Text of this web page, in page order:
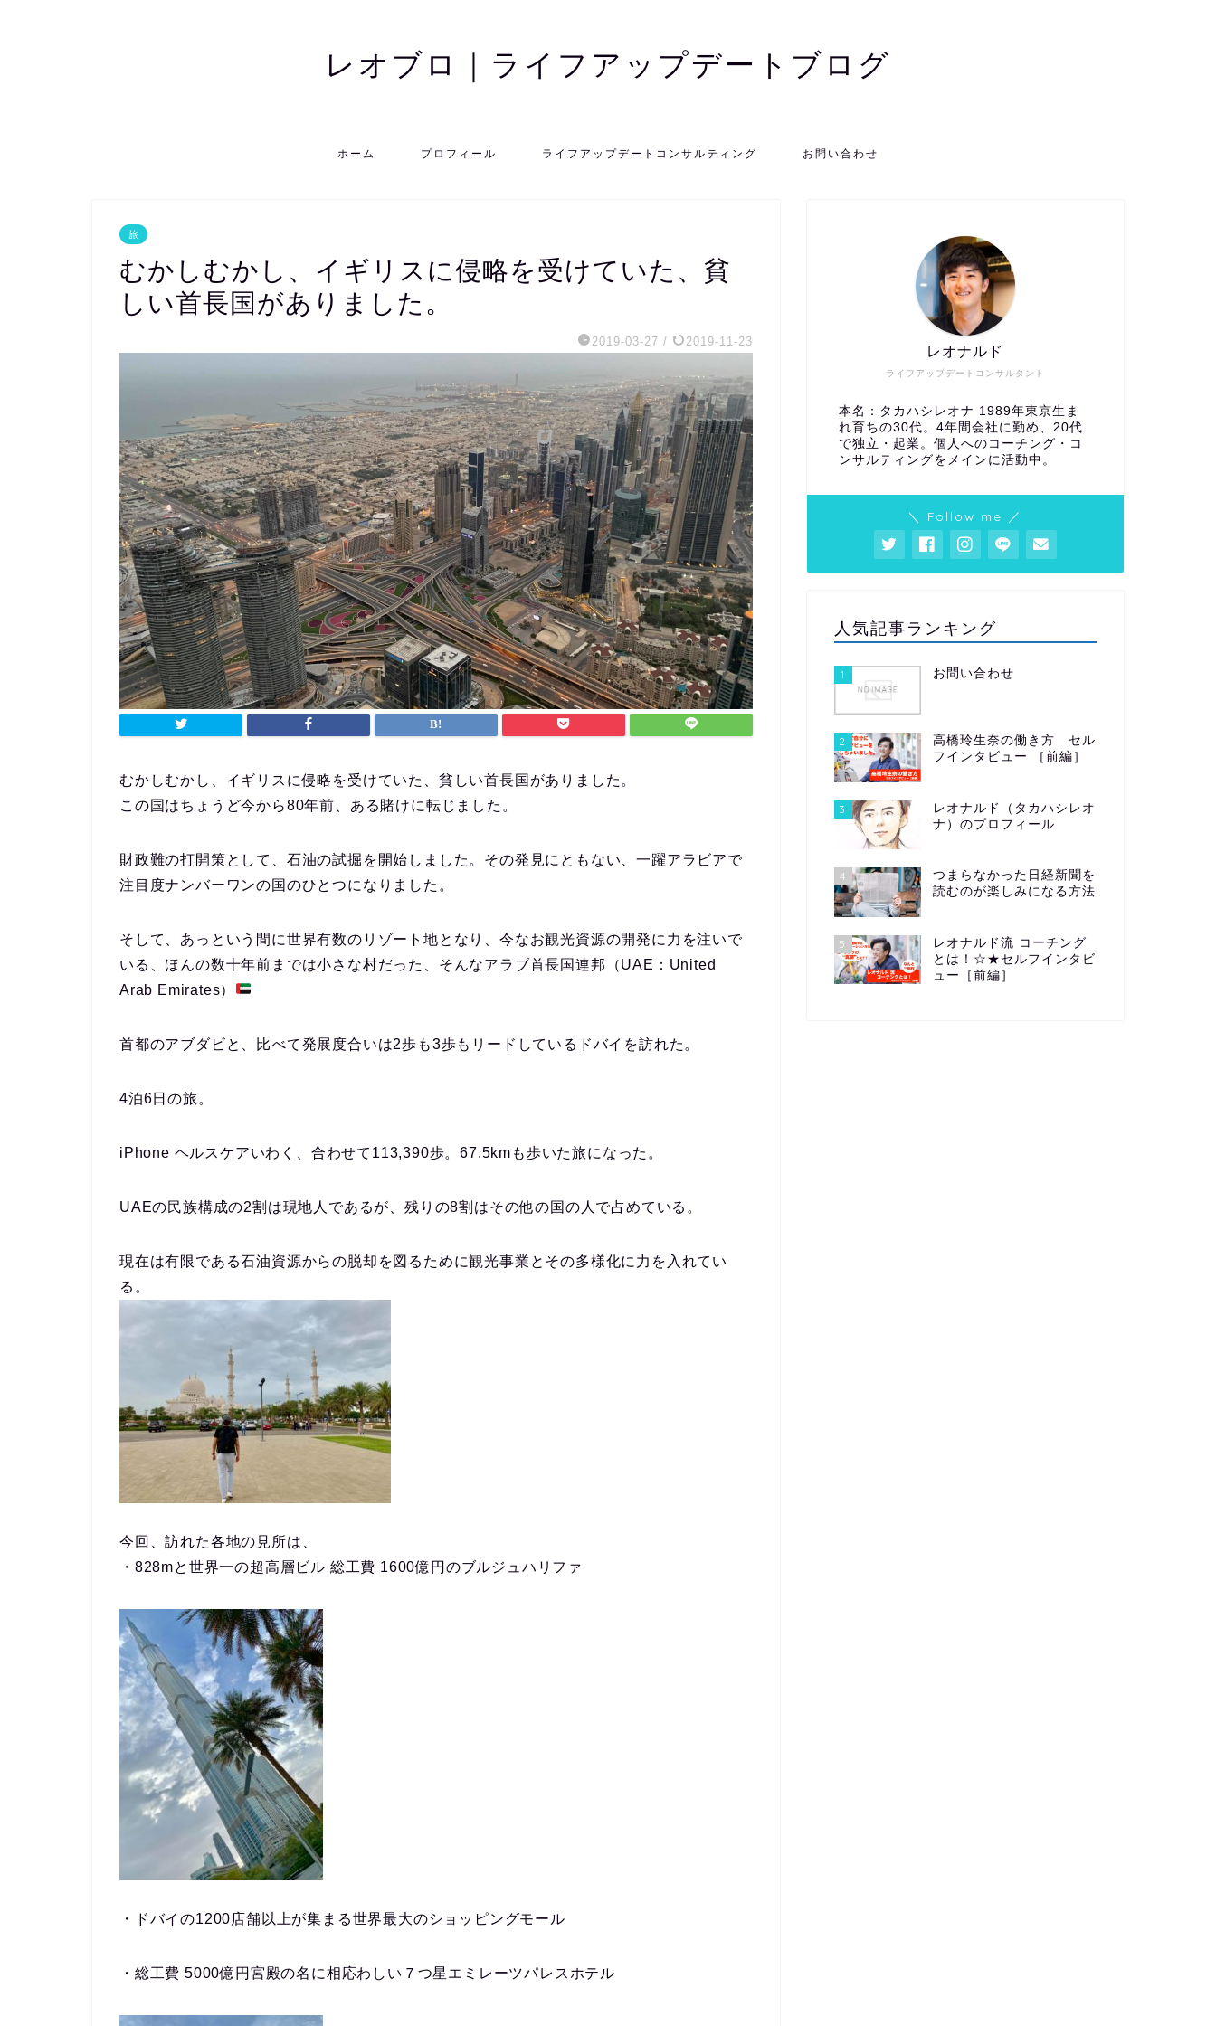
レオブロ｜ライフアップデートブログ
ホーム プロフィール ライフアップデートコンサルティング お問い合わせ
旅
むかしむかし、イギリスに侵略を受けていた、貧
しい首長国がありました。
2019-03-27 / 2019-11-23
むかしむかし、イギリスに侵略を受けていた、貧しい首長国がありました。
この国はちょうど今から80年前、ある賭けに転じました。
財政難の打開策として、石油の試掘を開始しました。その発見にともない、一躍アラビアで
注目度ナンバーワンの国のひとつになりました。
そして、あっという間に世界有数のリゾート地となり、今なお観光資源の開発に力を注いで
いる、ほんの数十年前までは小さな村だった、そんなアラブ首長国連邦（UAE：United
Arab Emirates）
首都のアブダビと、比べて発展度合いは2歩も3歩もリードしているドバイを訪れた。
4泊6日の旅。
iPhone ヘルスケアいわく、合わせて113,390歩。67.5kmも歩いた旅になった。
UAEの民族構成の2割は現地人であるが、残りの8割はその他の国の人で占めている。
現在は有限である石油資源からの脱却を図るために観光事業とその多様化に力を入れてい
る。
今回、訪れた各地の見所は、
・828mと世界一の超高層ビル 総工費 1600億円のブルジュハリファ
・ドバイの1200店舗以上が集まる世界最大のショッピングモール
・総工費 5000億円宮殿の名に相応わしい７つ星エミレーツパレスホテル
ライフアップデートコンサルタント
レオナルド
本名：タカハシレオナ 1989年東京生ま
れ育ちの30代。4年間会社に勤め、20代
で独立・起業。個人へのコーチング・コ
ンサルティングをメインに活動中。
＼ Follow me ／
人気記事ランキング
1 お問い合わせ
2
高橋玲生奈の働き方 セル
フインタビュー ［前編］
3
レオナルド（タカハシレオ
ナ）のプロフィール
4
つまらなかった日経新聞を
読むのが楽しみになる方法
5
レオナルド流 コーチング
とは！☆★セルフインタビ
ュー［前編］